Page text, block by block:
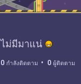
ไม่มีมาแน่
0 กำลังติดตาม 0 ผู้ติดตาม